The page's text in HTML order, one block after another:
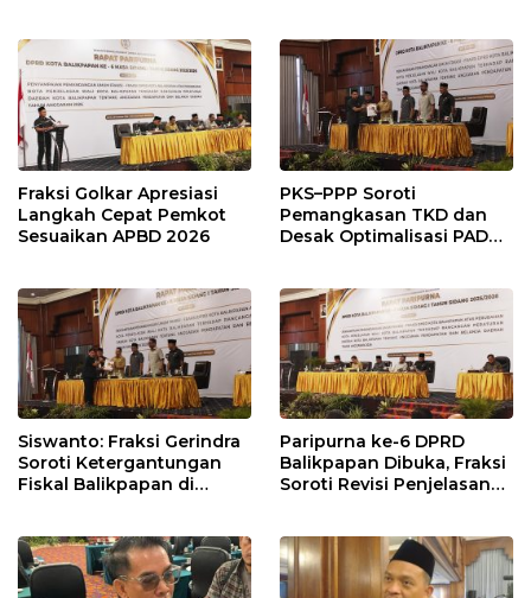
Modal
Penyangga IKN
Fraksi Golkar Apresiasi
Langkah Cepat Pemkot
Sesuaikan APBD 2026
PKS–PPP Soroti
Pemangkasan TKD dan
Desak Optimalisasi PAD
Siswanto: Fraksi Gerindra
Soroti Ketergantungan
Fiskal Balikpapan di
Paripurna ke-6 DPRD
Balikpapan Dibuka, Fraksi
Soroti Revisi Penjelasan